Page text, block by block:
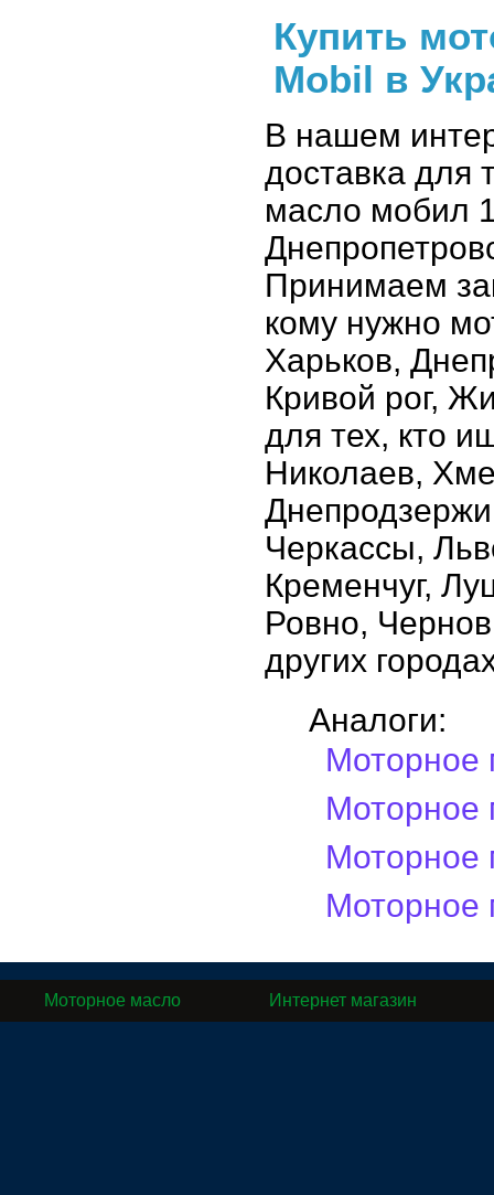
Купить
Mobil в
В нашем
доставка для
масло мобил
Принимаем
кому нужно
Харьков,
Кривой рог,
для тех, кто
Николаев,
Черкассы,
Кременчуг,
Ровно,
других
Аналоги:
Моторное
Моторное
Моторное
Моторное
Моторное масло Интернет магазин